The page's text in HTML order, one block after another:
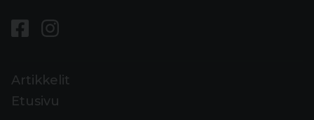
Artikkelit
Etusivu